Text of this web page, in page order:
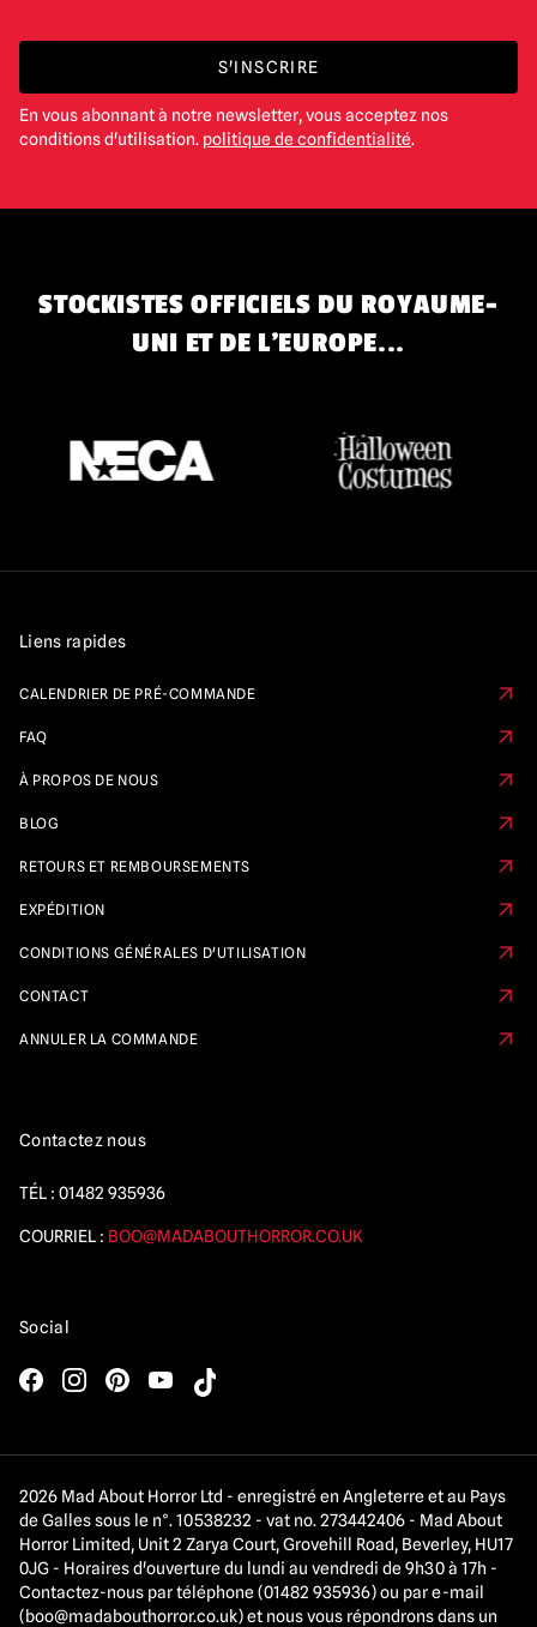
S'INSCRIRE
En vous abonnant à notre newsletter, vous acceptez nos
conditions d'utilisation. politique de confidentialité.
STOCKISTES OFFICIELS DU ROYAUME-
UNI ET DE L'EUROPE...
Liens rapides
CALENDRIER DE PRÉ-COMMANDE
FAQ
À PROPOS DE NOUS
BLOG
RETOURS ET REMBOURSEMENTS
EXPÉDITION
CONDITIONS GÉNÉRALES D'UTILISATION
CONTACT
ANNULER LA COMMANDE
Contactez nous
TÉL : 01482 935936
COURRIEL : BOO@MADABOUTHORROR.CO.UK
Social
2026 Mad About Horror Ltd - enregistré en Angleterre et au Pays
de Galles sous le n°. 10538232 - vat no. 273442406 - Mad About
Horror Limited, Unit 2 Zarya Court, Grovehill Road, Beverley, HU17
0JG - Horaires d'ouverture du lundi au vendredi de 9h30 à 17h -
Contactez-nous par téléphone (01482 935936) ou par e-mail
(boo@madabouthorror.co.uk) et nous vous répondrons dans un